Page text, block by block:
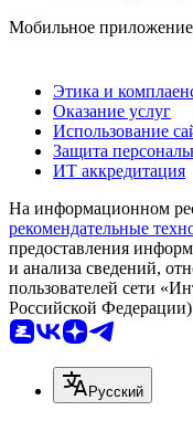
Мобильное приложение
Этика и
Оказание услуг
Использование
Защита
ИТ аккредитация
На информационном
рекомендательные
предоставления
и анализа сведений,
пользователей сети
Российской Федерации)
Русский